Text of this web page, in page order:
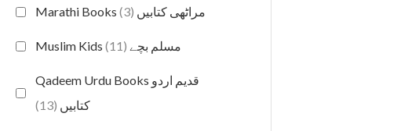
Marathi Books مراٹھی کتابیں (3)
Muslim Kids مسلم بچے (11)
Qadeem Urdu Books قدیم اردو
کتابیں (13)